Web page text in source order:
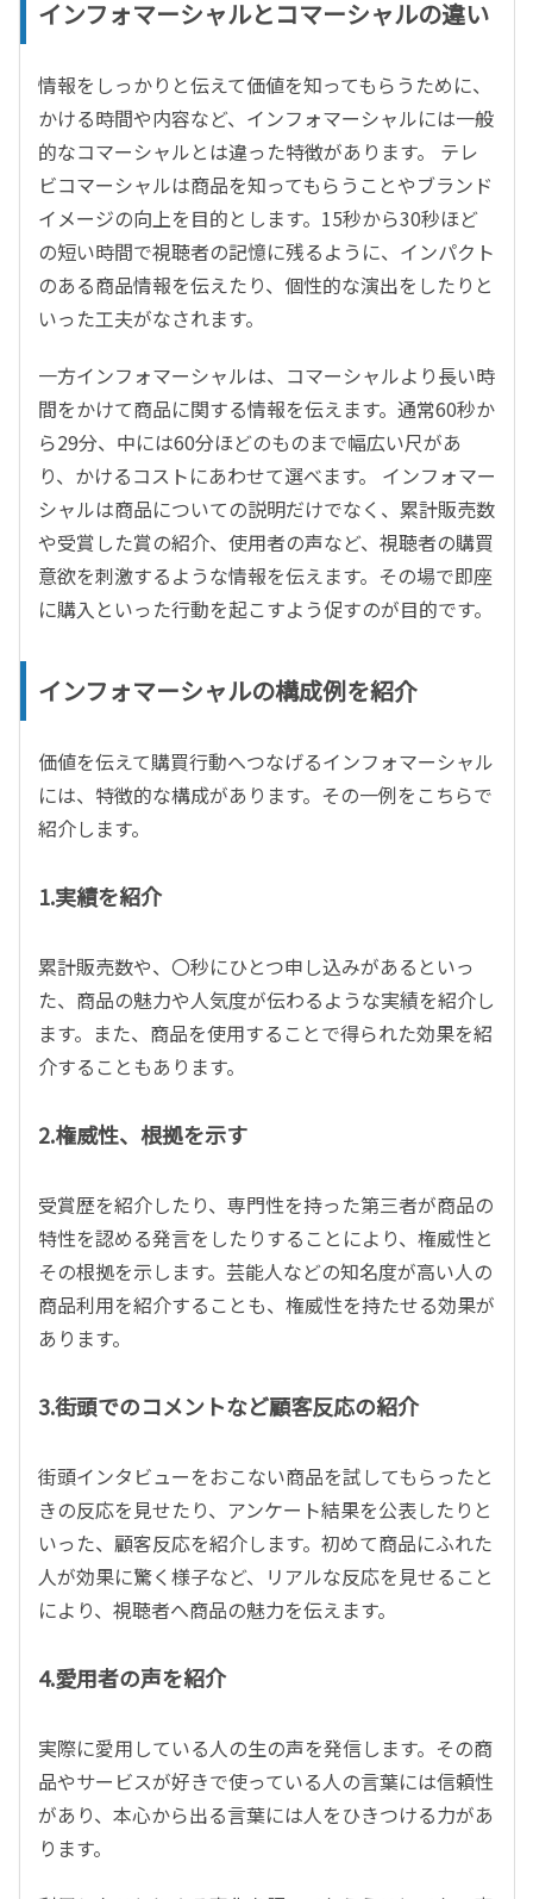
インフォマーシャルとコマーシャルの違い
情報をしっかりと伝えて価値を知ってもらうために、
かける時間や内容など、インフォマーシャルには一般
的なコマーシャルとは違った特徴があります。 テレ
ビコマーシャルは商品を知ってもらうことやブランド
イメージの向上を目的とします。15秒から30秒ほど
の短い時間で視聴者の記憶に残るように、インパクト
のある商品情報を伝えたり、個性的な演出をしたりと
いった工夫がなされます。
一方インフォマーシャルは、コマーシャルより長い時
間をかけて商品に関する情報を伝えます。通常60秒か
ら29分、中には60分ほどのものまで幅広い尺があ
り、かけるコストにあわせて選べます。 インフォマー
シャルは商品についての説明だけでなく、累計販売数
や受賞した賞の紹介、使用者の声など、視聴者の購買
意欲を刺激するような情報を伝えます。その場で即座
に購入といった行動を起こすよう促すのが目的です。
インフォマーシャルの構成例を紹介
価値を伝えて購買行動へつなげるインフォマーシャル
には、特徴的な構成があります。その一例をこちらで
紹介します。
1.実績を紹介
累計販売数や、〇秒にひとつ申し込みがあるといっ
た、商品の魅力や人気度が伝わるような実績を紹介し
ます。また、商品を使用することで得られた効果を紹
介することもあります。
2.権威性、根拠を示す
受賞歴を紹介したり、専門性を持った第三者が商品の
特性を認める発言をしたりすることにより、権威性と
その根拠を示します。芸能人などの知名度が高い人の
商品利用を紹介することも、権威性を持たせる効果が
あります。
3.街頭でのコメントなど顧客反応の紹介
街頭インタビューをおこない商品を試してもらったと
きの反応を見せたり、アンケート結果を公表したりと
いった、顧客反応を紹介します。初めて商品にふれた
人が効果に驚く様子など、リアルな反応を見せること
により、視聴者へ商品の魅力を伝えます。
4.愛用者の声を紹介
実際に愛用している人の生の声を発信します。その商
品やサービスが好きで使っている人の言葉には信頼性
があり、本心から出る言葉には人をひきつける力があ
ります。